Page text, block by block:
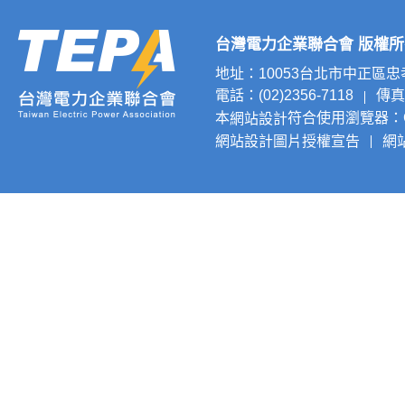
台灣電力企業聯合會 版權
地址：10053台北市中正區
電話：(02)2356-7118
傳
本網站設計符合使用瀏覽器
網站設計圖片授權宣告
網